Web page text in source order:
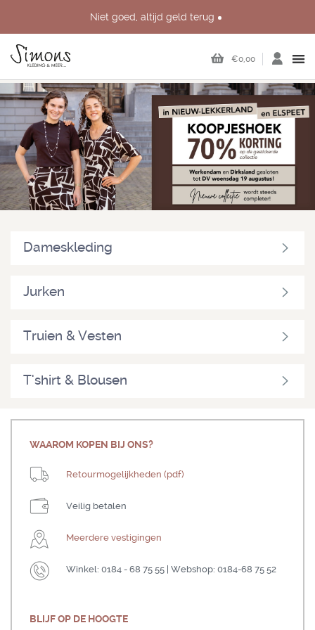
Niet goed, altijd geld terug
Dirksland, Werkendam en Elspeet
€0,00
Dameskleding
Jurken
Truien & Vesten
T'shirt & Blousen
WAAROM KOPEN BIJ ONS?
Retourmogelijkheden (pdf)
Veilig betalen
Meerdere vestigingen
Winkel: 0184 - 68 75 55 | Webshop: 0184-68 75 52
BLIJF OP DE HOOGTE